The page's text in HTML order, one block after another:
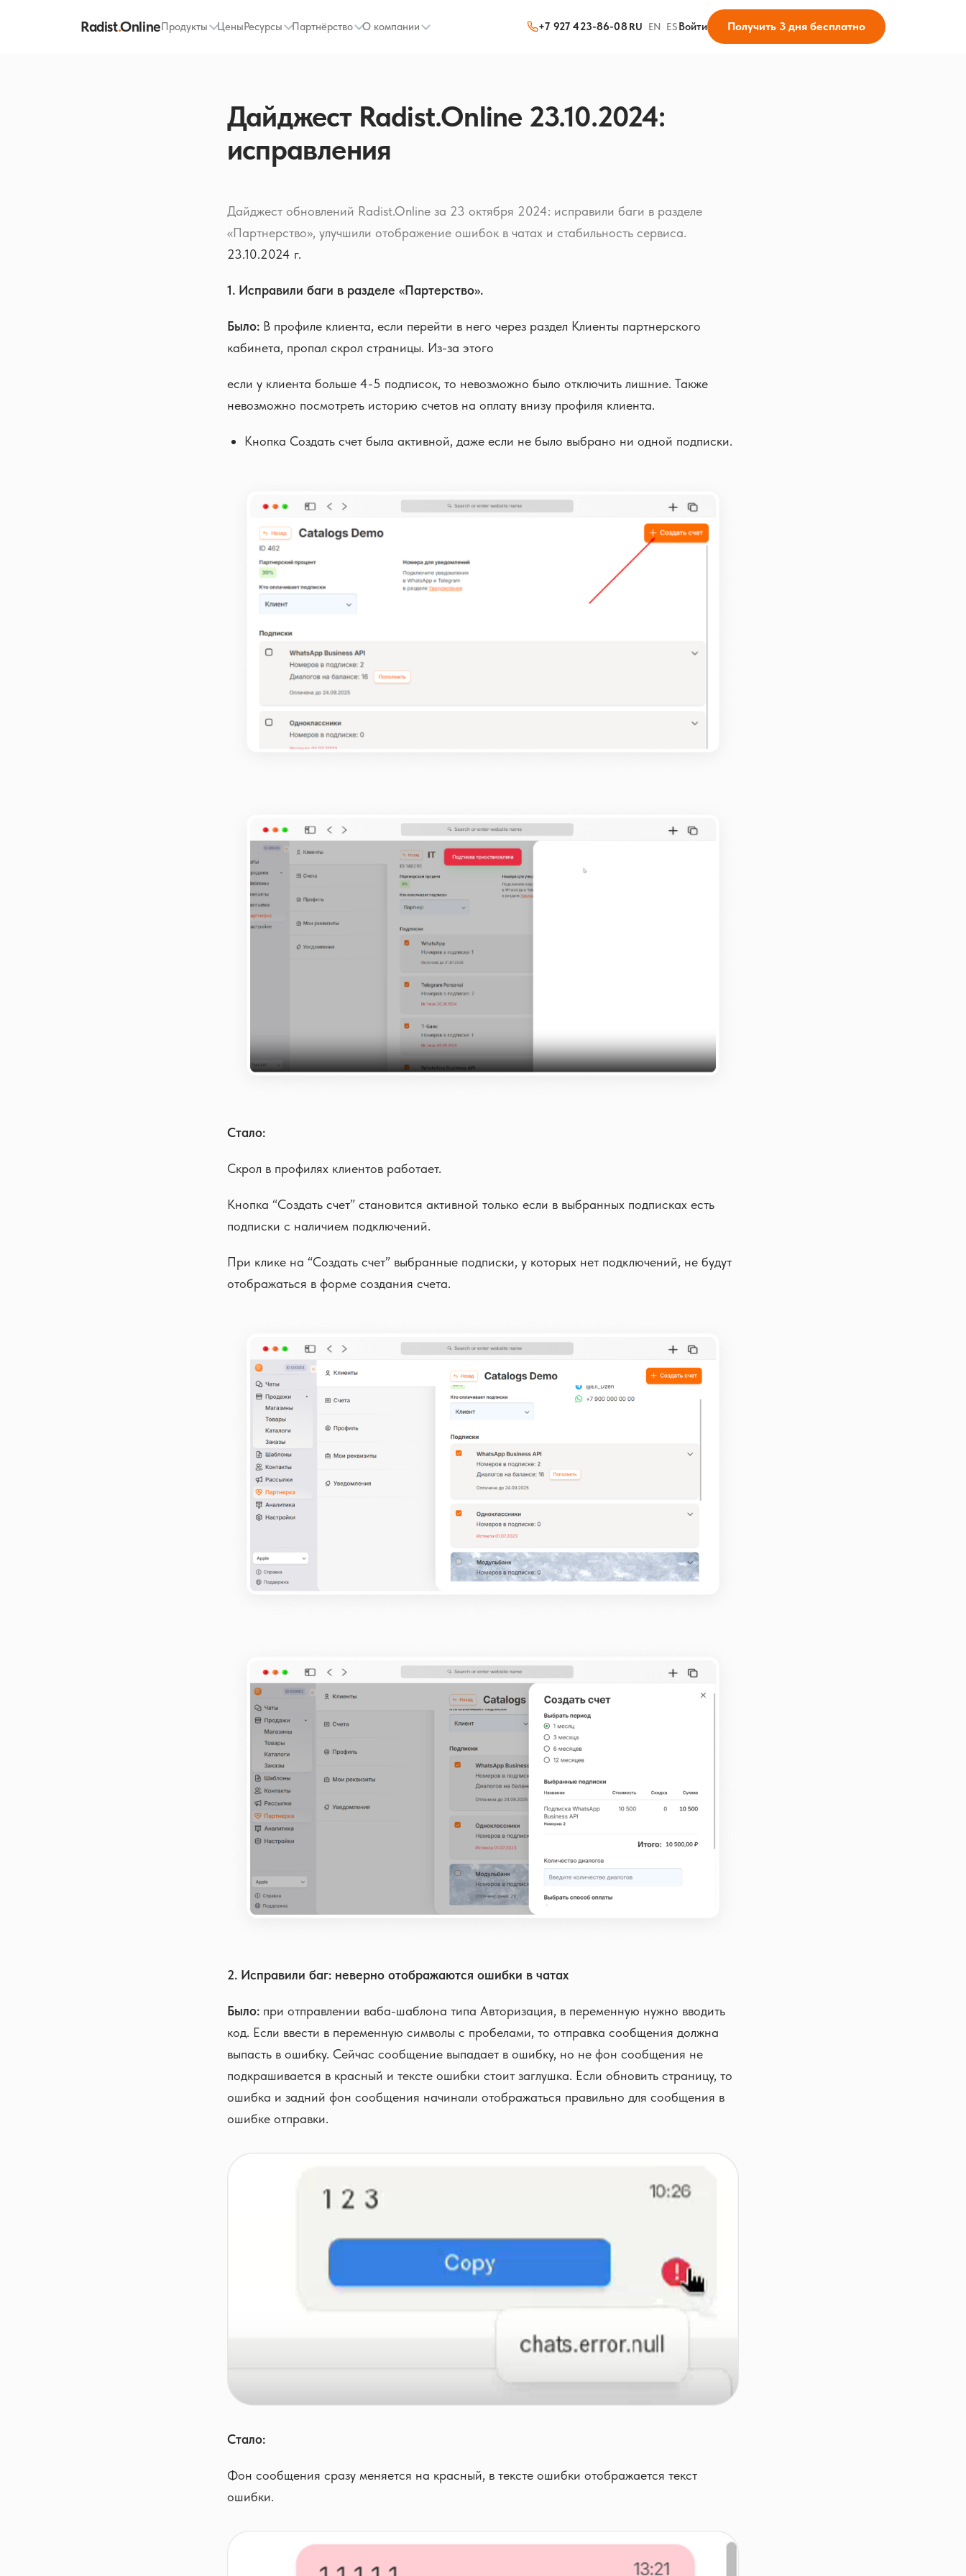
Radist.OnlineПродукты ЦеныРесурсы Партнёрство О компании +7 927 423-86-08 RU · EN · ESВойти Получить 3 дня бесплатно
Дайджест Radist.Online 23.10.2024:
исправления
Дайджест обновлений Radist.Online за 23 октября 2024: исправили баги в разделе
«Партнерство», улучшили отображение ошибок в чатах и стабильность сервиса.
23.10.2024 г.
1. Исправили баги в разделе «Партерство».
Было: В профиле клиента, если перейти в него через раздел Клиенты партнерского
кабинета, пропал скрол страницы. Из-за этого
если у клиента больше 4-5 подписок, то невозможно было отключить лишние. Также
невозможно посмотреть историю счетов на оплату внизу профиля клиента.
Кнопка Создать счет была активной, даже если не было выбрано ни одной подписки.
Стало:
Скрол в профилях клиентов работает.
Кнопка “Создать счет” становится активной только если в выбранных подписках есть
подписки с наличием подключений.
При клике на “Создать счет” выбранные подписки, у которых нет подключений, не будут
отображаться в форме создания счета.
2. Исправили баг: неверно отображаются ошибки в чатах
Было: при отправлении ваба-шаблона типа Авторизация, в переменную нужно вводить
код. Если ввести в переменную символы с пробелами, то отправка сообщения должна
выпасть в ошибку. Сейчас сообщение выпадает в ошибку, но не фон сообщения не
подкрашивается в красный и тексте ошибки стоит заглушка. Если обновить страницу, то
ошибка и задний фон сообщения начинали отображаться правильно для сообщения в
ошибке отправки.
Стало:
Фон сообщения сразу меняется на красный, в тексте ошибки отображается текст
ошибки.